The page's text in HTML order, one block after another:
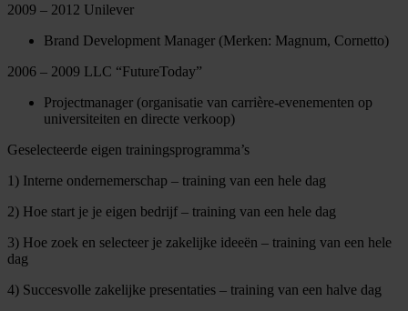
2009 – 2012 Unilever
Brand Development Manager (Merken: Magnum, Cornetto)
2006 – 2009 LLC “FutureToday”
Projectmanager (organisatie van carrière-evenementen op
universiteiten en directe verkoop)
Geselecteerde eigen trainingsprogramma’s
1) Interne ondernemerschap – training van een hele dag
2) Hoe start je je eigen bedrijf – training van een hele dag
3) Hoe zoek en selecteer je zakelijke ideeën – training van een hele
dag
4) Succesvolle zakelijke presentaties – training van een halve dag